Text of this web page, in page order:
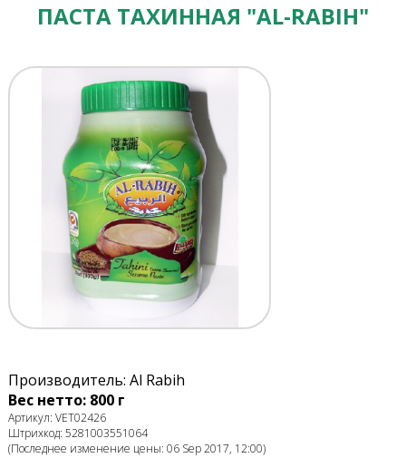
ПАСТА ТАХИННАЯ "AL-RABIH"
Производитель: Al Rabih
Вес нетто: 800 г
Артикул: VET02426
Штрихкод: 5281003551064
(Последнее изменение цены: 06 Sep 2017, 12:00)